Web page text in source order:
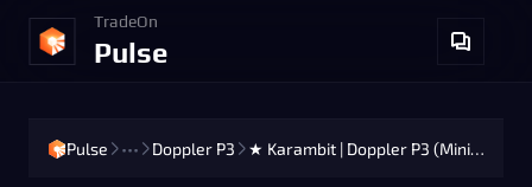
TradeOn
Pulse
Pulse ••• Doppler P3 ★ Karambit | Doppler P3 (Minimal Wear)